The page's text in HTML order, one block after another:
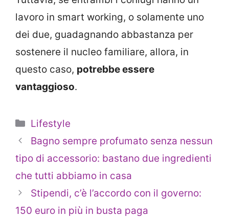
lavoro in smart working, o solamente uno
dei due, guadagnando abbastanza per
sostenere il nucleo familiare, allora, in
questo caso, potrebbe essere
vantaggioso.
Categorie
Lifestyle
Bagno sempre profumato senza nessun
tipo di accessorio: bastano due ingredienti
che tutti abbiamo in casa
Stipendi, c’è l’accordo con il governo:
150 euro in più in busta paga